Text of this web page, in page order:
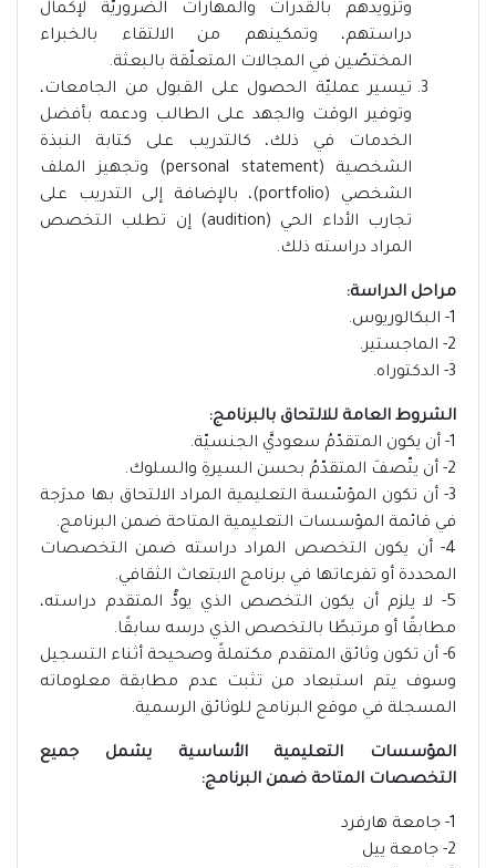
وتزويدهم بالقدرات والمهارات الضروريّة لإكمال
دراستهم، وتمكينهم من الالتقاء بالخبراء
المختصّين في المجالات المتعلّقة بالبعثة.
تيسير عمليّة الحصول على القبول من الجامعات،
وتوفير الوقت والجهد على الطالب ودعمه بأفضل
الخدمات في ذلك، كالتدريب على كتابة النبذة
الشخصية (personal statement) وتجهيز الملف
الشخصي (portfolio)، بالإضافة إلى التدريب على
تجارب الأداء الحي (audition) إن تطلب التخصص
المراد دراسته ذلك.
مراحل الدراسة:
1- البكالوريوس.
2- الماجستير.
3- الدكتوراه.
الشروط العامة للالتحاق بالبرنامج:
1- أن يكون المتقدّمُ سعوديَّ الجنسيّة.
2- أن يتّصفَ المتقدّمُ بحسن السيرةِ والسلوك.
3- أن تكون المؤسّسة التعليمية المراد الالتحاق بها مدرَجة
في قائمة المؤسسات التعليمية المتاحة ضمن البرنامج.
4- أن يكون التخصص المراد دراسته ضمن التخصصات
المحددة أو تفرعاتها في برنامج الابتعاث الثقافي.
5- لا يلزم أن يكون التخصص الذي يودُّ المتقدم دراسته،
مطابقًا أو مرتبطًا بالتخصص الذي درسه سابقًا.
6- أن تكون وثائق المتقدم مكتملةً وصحيحة أثناء التسجيل
وسوف يتم استبعاد من تثبت عدم مطابقة معلوماته
المسجلة في موقع البرنامج للوثائق الرسمية.
المؤسسات التعليمية الأساسية يشمل جميع
التخصصات المتاحة ضمن البرنامج:
1- جامعة هارفرد
2- جامعة ييل